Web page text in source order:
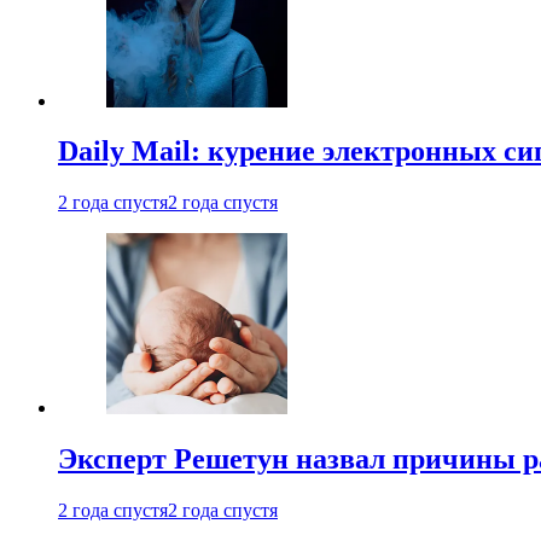
Daily Mail: курение электронных
2 года спустя2 года спустя
Эксперт Решетун назвал причины
2 года спустя2 года спустя